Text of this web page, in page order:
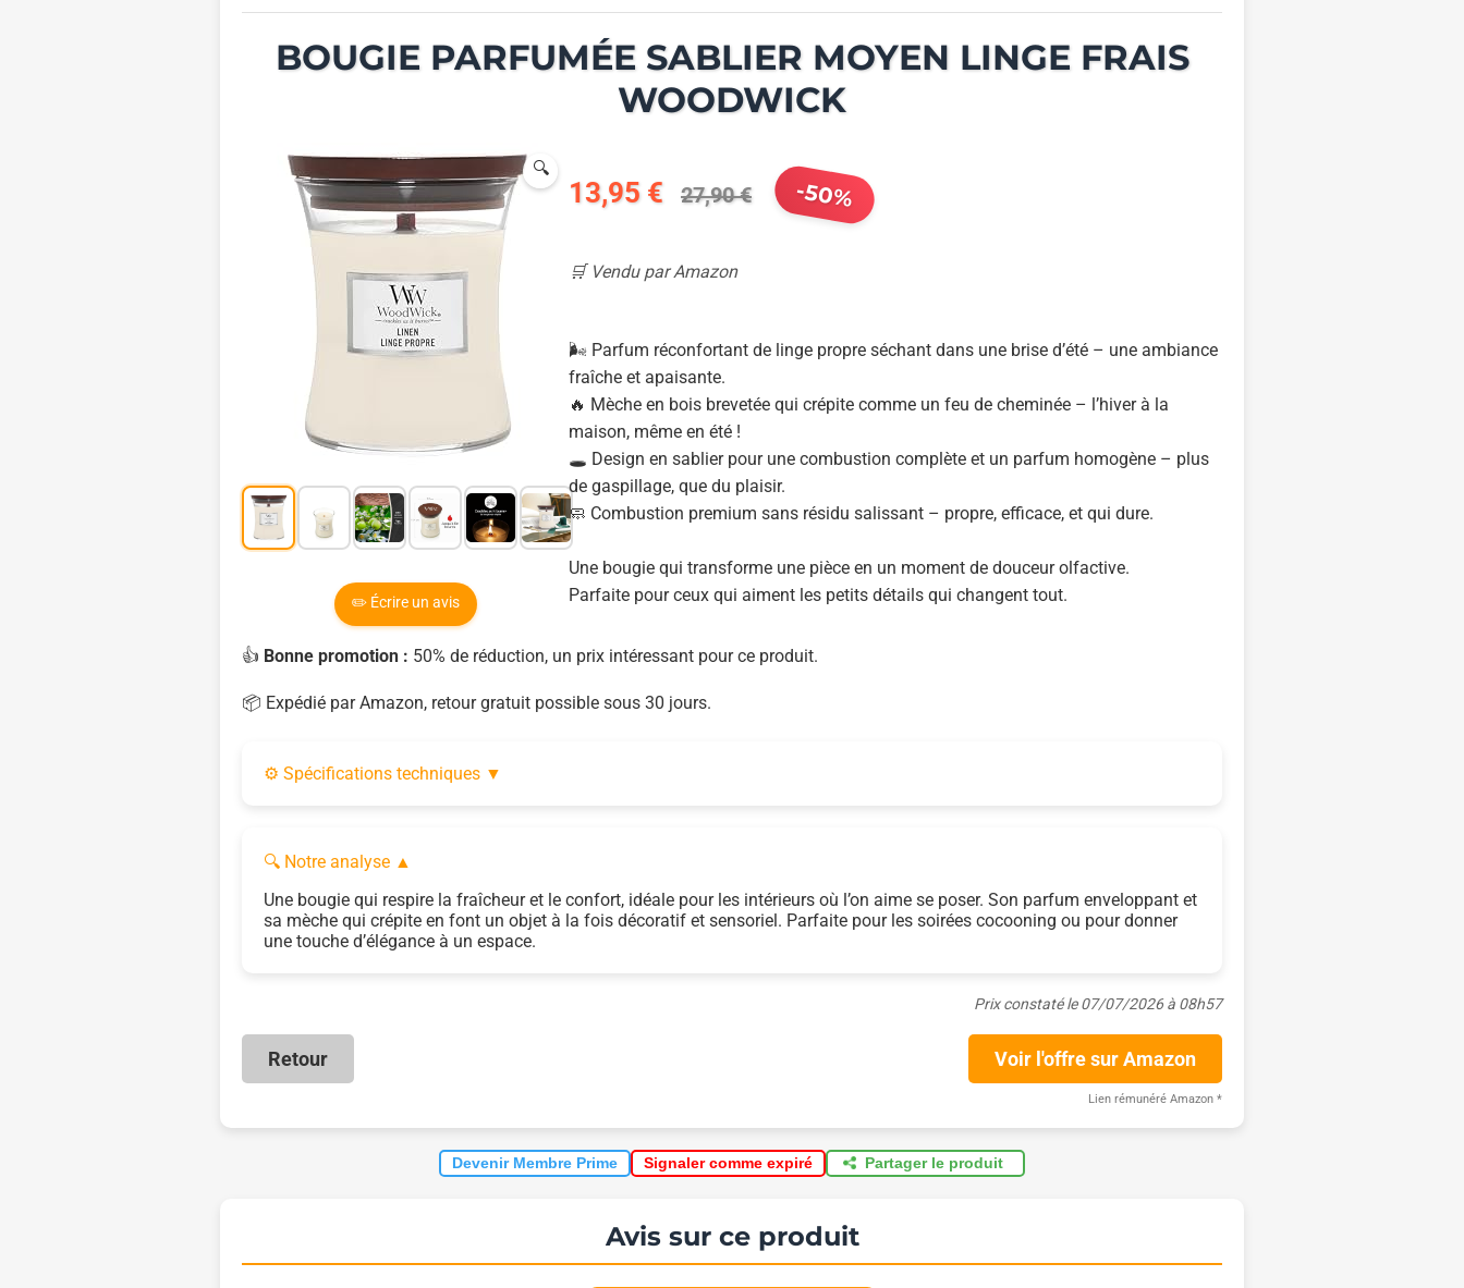
BOUGIE PARFUMÉE SABLIER MOYEN LINGE FRAIS
WOODWICK
🔍
✏️ Écrire un avis
13,95 € 27,90 € -50%
🛒 Vendu par Amazon
🌬️ Parfum réconfortant de linge propre séchant dans une brise d’été – une ambiance
fraîche et apaisante.
🔥 Mèche en bois brevetée qui crépite comme un feu de cheminée – l’hiver à la
maison, même en été !
🕳️ Design en sablier pour une combustion complète et un parfum homogène – plus
de gaspillage, que du plaisir.
🧼 Combustion premium sans résidu salissant – propre, efficace, et qui dure.
Une bougie qui transforme une pièce en un moment de douceur olfactive.
Parfaite pour ceux qui aiment les petits détails qui changent tout.
👍 Bonne promotion : 50% de réduction, un prix intéressant pour ce produit.
📦 Expédié par Amazon, retour gratuit possible sous 30 jours.
⚙️ Spécifications techniques ▼
🔍 Notre analyse ▲
Une bougie qui respire la fraîcheur et le confort, idéale pour les intérieurs où l’on aime se poser. Son parfum enveloppant et
sa mèche qui crépite en font un objet à la fois décoratif et sensoriel. Parfaite pour les soirées cocooning ou pour donner
une touche d’élégance à un espace.
Prix constaté le 07/07/2026 à 08h57
Retour Voir l'offre sur Amazon
Lien rémunéré Amazon *
Devenir Membre Prime Signaler comme expiré Partager le produit
Avis sur ce produit